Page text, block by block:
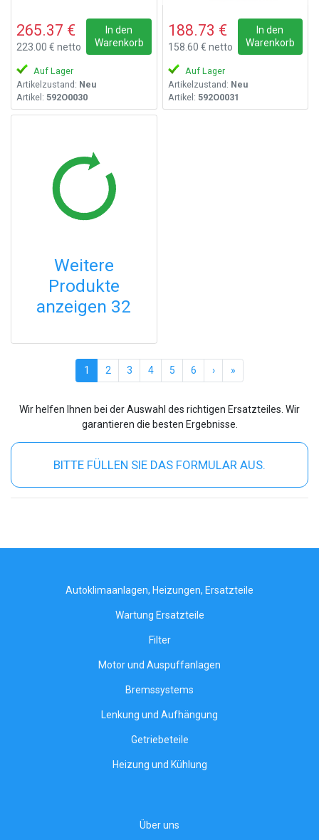
265.37 €
223.00 € netto
In den
Warenkorb
Auf Lager
Artikelzustand: Neu
Artikel: 592O0030
188.73 €
158.60 € netto
In den
Warenkorb
Auf Lager
Artikelzustand: Neu
Artikel: 592O0031
Weitere
Produkte
anzeigen 32
1 (current)
2 3 4 5 6 › »
Wir helfen Ihnen bei der Auswahl des richtigen Ersatzteiles. Wir
garantieren die besten Ergebnisse.
BITTE FÜLLEN SIE DAS FORMULAR AUS.
Autoklimaanlagen, Heizungen, Ersatzteile
Wartung Ersatzteile
Filter
Motor und Auspuffanlagen
Bremssystems
Lenkung und Aufhängung
Getriebeteile
Heizung und Kühlung
Über uns